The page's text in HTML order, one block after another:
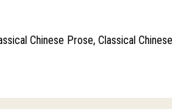
Chinese Prose, Classical